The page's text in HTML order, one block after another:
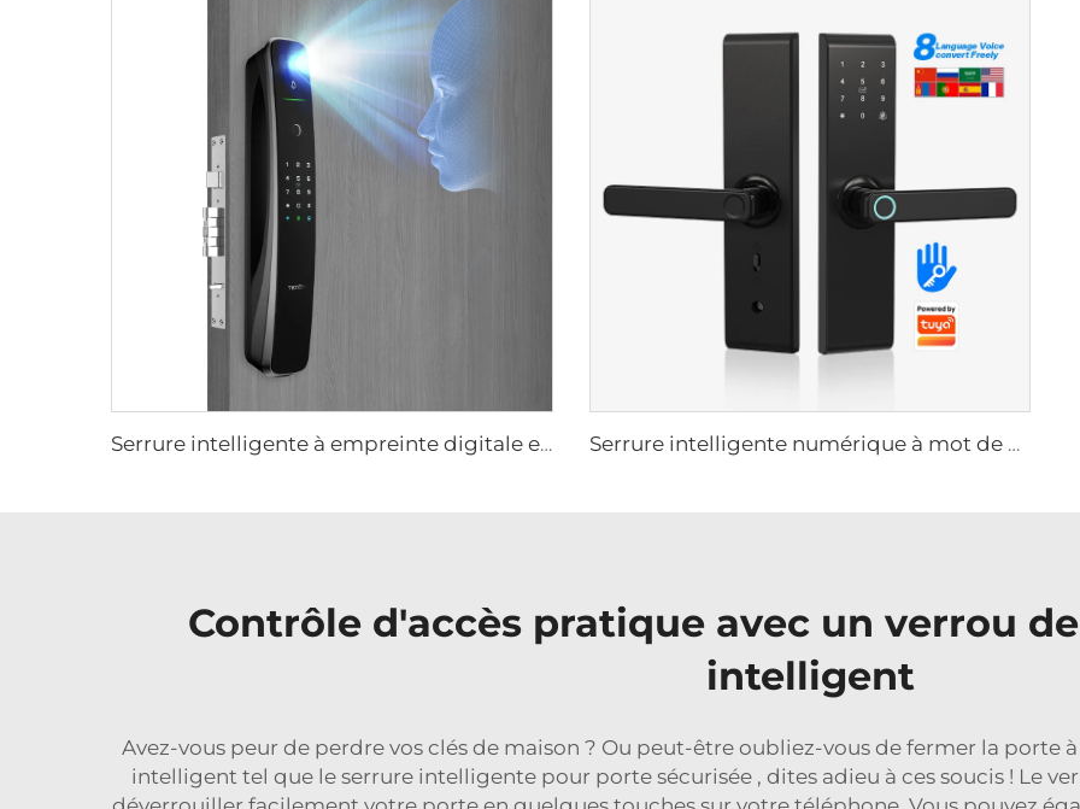
Serrure intelligente à empreinte digitale et à reconnaissance automatique par ID facial avec caméra Wifi Tuya Tenon A9 Pro Serrure intelligente numérique à mot de passe par empreinte digitale Tenon T11
Contrôle d'accès pratique avec un verrou
intelligent
Avez-vous peur de perdre vos clés de maison ? Ou peut-être oubliez-vous de fermer la porte
intelligent tel que le serrure intelligente pour porte sécurisée , dites adieu à ces soucis ! Le